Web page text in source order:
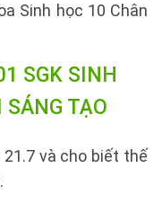
Sinh học 10 Chân
SGK SINH
SÁNG TẠO
21.7 và cho biết thế